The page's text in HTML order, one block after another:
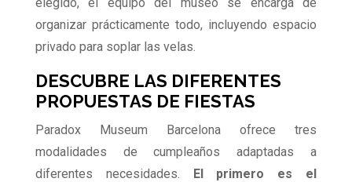
organizar prácticamente todo, incluyendo espacio
privado para soplar las velas.
DESCUBRE LAS DIFERENTES
PROPUESTAS DE FIESTAS
Paradox Museum Barcelona ofrece tres
modalidades de cumpleaños adaptadas a
diferentes necesidades. El primero es el